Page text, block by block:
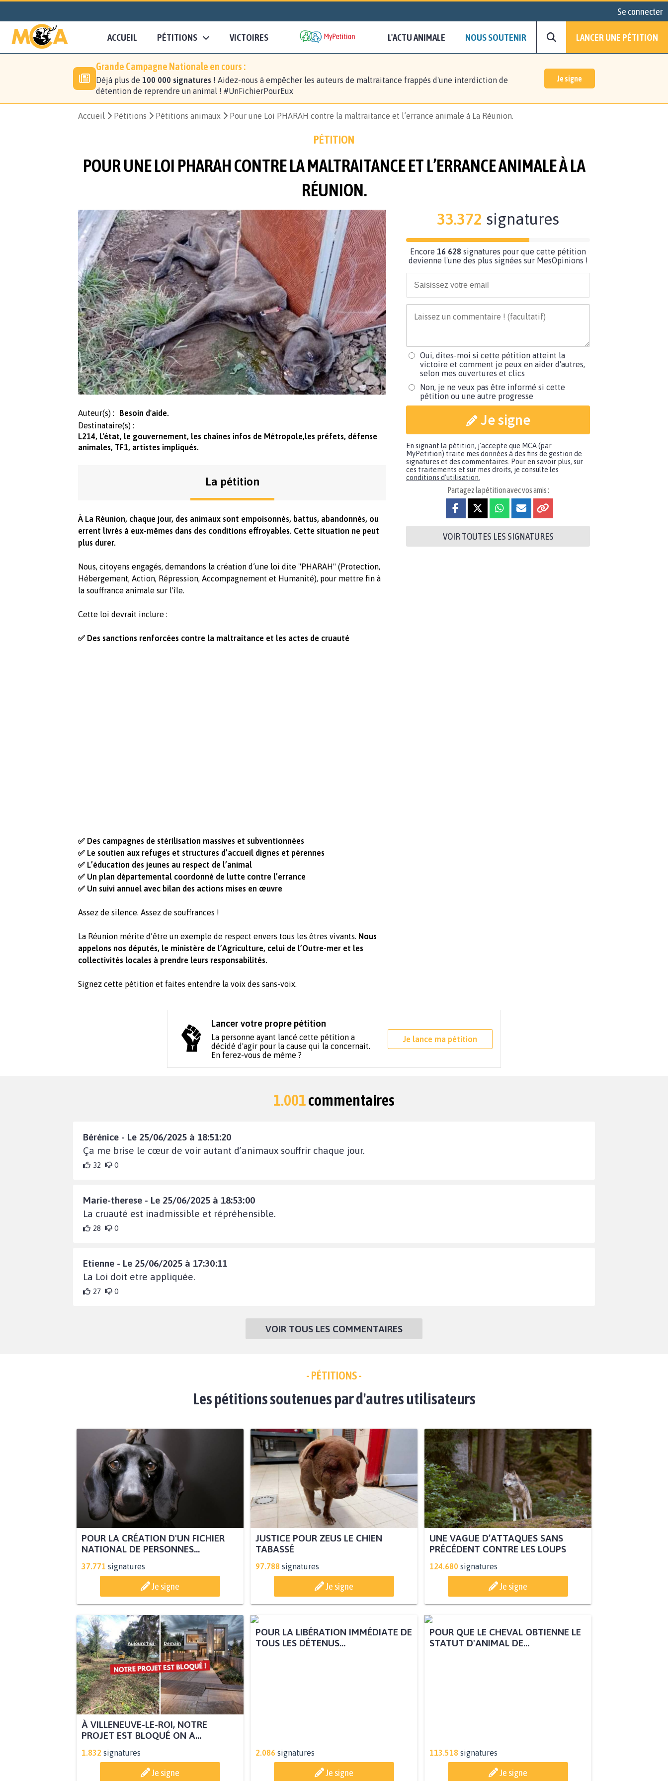
Se connecter
ACCUEIL PÉTITIONS VICTOIRES L'ACTU ANIMALE NOUS SOUTENIR LANCER UNE PÉTITION
Grande Campagne Nationale en cours :
Déjà plus de 100 000 signatures ! Aidez-nous à empêcher les auteurs de maltraitance frappés d'une interdiction de
détention de reprendre un animal ! #UnFichierPourEux
Je signe
Accueil Pétitions Pétitions animaux Pour une Loi PHARAH contre la maltraitance et l’errance animale à La Réunion.
PÉTITION
POUR UNE LOI PHARAH CONTRE LA MALTRAITANCE ET L’ERRANCE ANIMALE À LA
RÉUNION.
Auteur(s) :
Besoin d'aide.
Destinataire(s) :
L214, L'état, le gouvernement, les chaînes infos de Métropole,les préfets, défense
animales, TF1, artistes impliqués.
La pétition
À La Réunion, chaque jour, des animaux sont empoisonnés, battus, abandonnés, ou
errent livrés à eux-mêmes dans des conditions effroyables. Cette situation ne peut
plus durer.
Nous, citoyens engagés, demandons la création d’une loi dite "PHARAH" (Protection,
Hébergement, Action, Répression, Accompagnement et Humanité), pour mettre fin à
la souffrance animale sur l'île.
Cette loi devrait inclure :
✅ Des sanctions renforcées contre la maltraitance et les actes de cruauté
✅ Des campagnes de stérilisation massives et subventionnées
✅ Le soutien aux refuges et structures d’accueil dignes et pérennes
✅ L’éducation des jeunes au respect de l’animal
✅ Un plan départemental coordonné de lutte contre l’errance
✅ Un suivi annuel avec bilan des actions mises en œuvre
Assez de silence. Assez de souffrances !
La Réunion mérite d’être un exemple de respect envers tous les êtres vivants. Nous
appelons nos députés, le ministère de l’Agriculture, celui de l’Outre-mer et les
collectivités locales à prendre leurs responsabilités.
Signez cette pétition et faites entendre la voix des sans-voix.
33.372 signatures
Encore 16 628 signatures pour que cette pétition
devienne l'une des plus signées sur MesOpinions !
Oui, dites-moi si cette pétition atteint la
victoire et comment je peux en aider d'autres,
selon mes ouvertures et clics
Non, je ne veux pas être informé si cette
pétition ou une autre progresse
Je signe
En signant la pétition, j'accepte que MCA (par
MyPetition) traite mes données à des fins de gestion de
signatures et des commentaires. Pour en savoir plus, sur
ces traitements et sur mes droits, je consulte les
conditions d'utilisation.
Partagez la pétition avec vos amis :
VOIR TOUTES LES SIGNATURES
Lancer votre propre pétition
La personne ayant lancé cette pétition a
décidé d'agir pour la cause qui la concernait.
En ferez-vous de même ?
Je lance ma pétition
1.001commentaires
Bérénice - Le 25/06/2025 à 18:51:20
Ça me brise le cœur de voir autant d’animaux souffrir chaque jour.
32 0
Marie-therese - Le 25/06/2025 à 18:53:00
La cruauté est inadmissible et répréhensible.
28 0
Etienne - Le 25/06/2025 à 17:30:11
La Loi doit etre appliquée.
27 0
VOIR TOUS LES COMMENTAIRES
- PÉTITIONS -
Les pétitions soutenues par d'autres utilisateurs
POUR LA CRÉATION D'UN FICHIER
NATIONAL DE PERSONNES...
37.771 signatures
Je signe
JUSTICE POUR ZEUS LE CHIEN
TABASSÉ
97.788 signatures
Je signe
UNE VAGUE D’ATTAQUES SANS
PRÉCÉDENT CONTRE LES LOUPS
124.680 signatures
Je signe
À VILLENEUVE-LE-ROI, NOTRE
PROJET EST BLOQUÉ ON A...
1.832 signatures
Je signe
POUR LA LIBÉRATION IMMÉDIATE DE
TOUS LES DÉTENUS...
2.086 signatures
Je signe
POUR QUE LE CHEVAL OBTIENNE LE
STATUT D'ANIMAL DE...
113.518 signatures
Je signe